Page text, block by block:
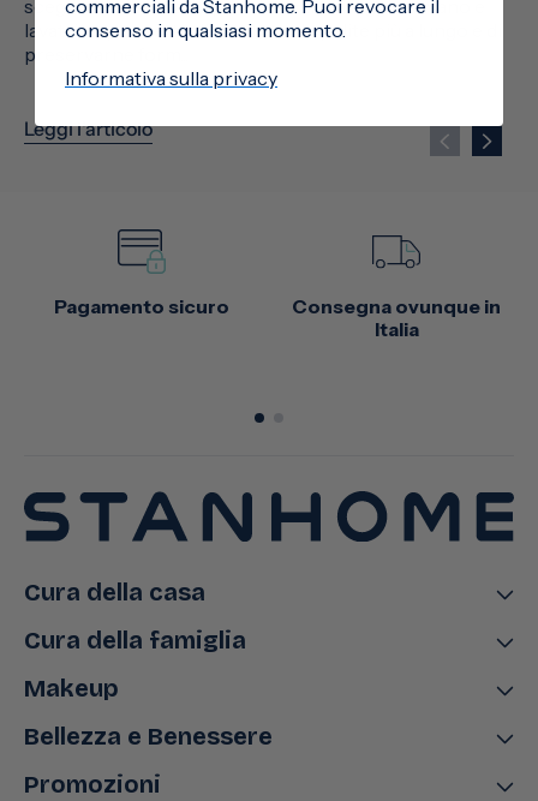
scegliendo il metodo più adatto tra lavaggio a mano e
lavatrice, permette di mantenerle pulite più a lungo e di
preservarne form...
Leggi l'articolo
Pagamento sicuro
Consegna ovunque in
Italia
Cura della casa
Cura della famiglia
Makeup
Bellezza e Benessere
Promozioni
commerciali da Stanhome. Puoi revocare il
consenso in qualsiasi momento.
Informativa sulla privacy